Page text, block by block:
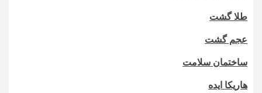
طلا گشت
عجم گشت
ساختمان سلامت
هاریکا ایده